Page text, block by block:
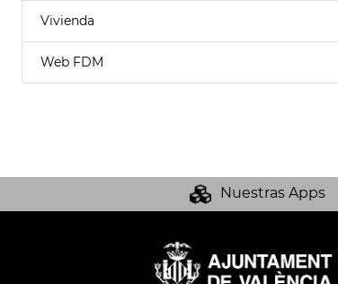
Vivienda
Web FDM
Nuestras Apps